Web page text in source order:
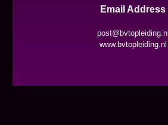
Email Address
post@bvtopleiding.nl
www.bvtopleiding.nl